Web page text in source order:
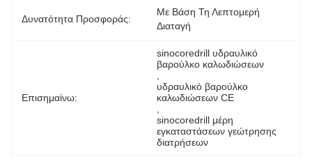
Δυνατότητα Προσφοράς:
Με Βάση Τη Λεπτομερή
Διαταγή
Επισημαίνω:
sinocoredrill υδραυλικό
βαρούλκο καλωδιώσεων
υδραυλικό βαρούλκο
καλωδιώσεων CE
sinocoredrill μέρη
εγκαταστάσεων γεώτρησης
διατρήσεων